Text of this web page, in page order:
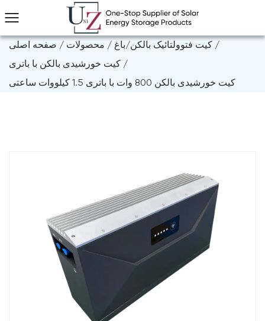
صفحه اصلی / محصولات / کیت فتوولتائیک بالکن/باغ /
کیت خورشیدی بالکن با باتری /
کیت خورشیدی بالکن 800 وات با باتری 1.5 کیلووات ساعتی